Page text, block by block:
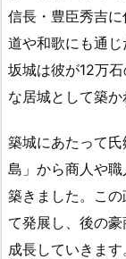
信長・豊臣秀吉
道や和歌にも通
坂城は彼が12万
な居城として築か
築城にあたって
島」から商人や
築きました。こ
て発展し、後の
成長していきます